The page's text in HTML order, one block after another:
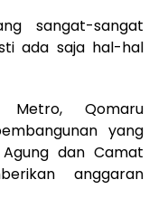
sangat-sangat
ada saja hal-hal
Qomaru
yang
dan Camat
anggaran